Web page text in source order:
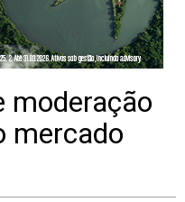
moderação
mercado